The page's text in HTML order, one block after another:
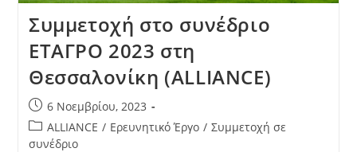
Συμμετοχή στο συνέδριο
ΕΤΑΓΡΟ 2023 στη
Θεσσαλονίκη (ALLIANCE)
6 Νοεμβρίου, 2023
ALLIANCE / Ερευνητικό Έργο / Συμμετοχή σε
συνέδριο